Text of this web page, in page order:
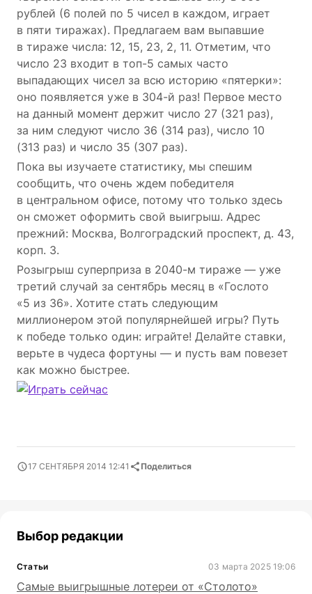
рублей (6 полей по 5 чисел в каждом, играет
в пяти тиражах). Предлагаем вам выпавшие
в тираже числа: 12, 15, 23, 2, 11. Отметим, что
число 23 входит в топ-5 самых часто
выпадающих чисел за всю историю «пятерки»:
оно появляется уже в 304-й раз! Первое место
на данный момент держит число 27 (321 раз),
за ним следуют число 36 (314 раз), число 10
(313 раз) и число 35 (307 раз).
Пока вы изучаете статистику, мы спешим
сообщить, что очень ждем победителя
в центральном офисе, потому что только здесь
он сможет оформить свой выигрыш. Адрес
прежний: Москва, Волгоградский проспект, д. 43,
корп. 3.
Розыгрыш суперприза в 2040-м тираже — уже
третий случай за сентябрь месяц в «Гослото
«5 из 36». Хотите стать следующим
миллионером этой популярнейшей игры? Путь
к победе только один: играйте! Делайте ставки,
верьте в чудеса фортуны — и пусть вам повезет
как можно быстрее.
17 СЕНТЯБРЯ 2014 12:41 Поделиться
Выбор редакции
Статьи 03 марта 2025 19:06
Самые выигрышные лотереи от «Столото»